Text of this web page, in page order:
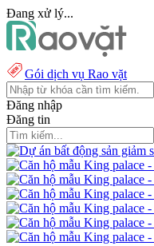
Đang xử lý...
Gói dịch vụ Rao vặt
Đăng nhập
Đăng tin